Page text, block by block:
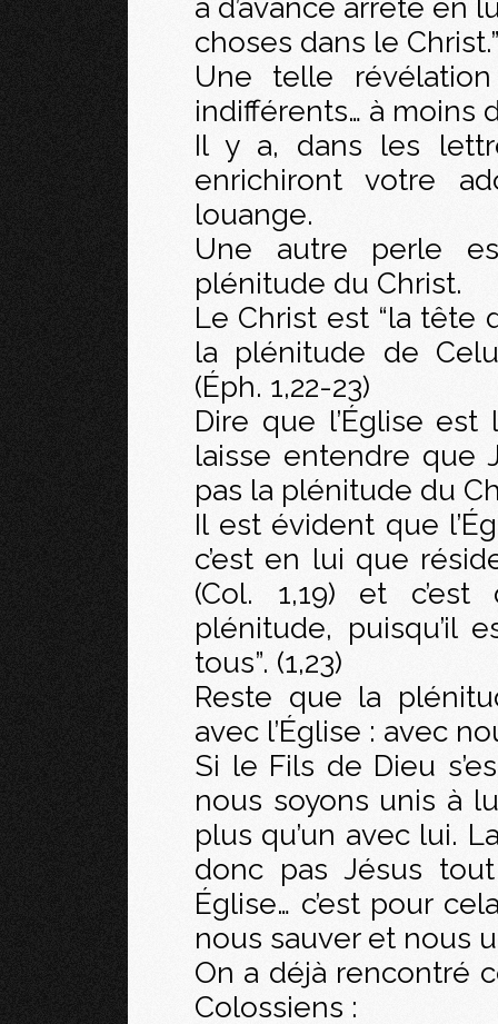
a d’avance arrêté en
choses dans le
Une telle
indifférents… à moins
Il y a, dans les
enrichiront votre
louange.
Une autre perle
plénitude du Christ.
Le Christ est “la tête
la plénitude de
(Éph. 1,22-23)
Dire que l’Église est
laisse entendre que
pas la plénitude du
Il est évident que
c’est en lui que
(Col. 1,19) et
plénitude, puisqu’il
tous”. (1,23)
Reste que la
avec l’Église : avec
Si le Fils de Dieu
nous soyons unis à
plus qu’un avec lui.
donc pas Jésus
Église… c’est pour
nous sauver et nous
On a déjà rencontré
Colossiens :